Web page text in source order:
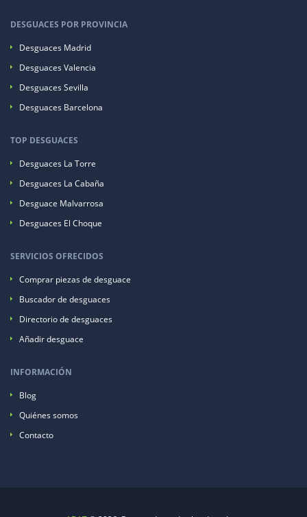
DESGUACES POR PROVINCIA
Desguaces Madrid
Desguaces Valencia
Desguaces Sevilla
Desguaces Barcelona
TOP DESGUACES
Desguaces La Torre
Desguaces La Cabaña
Desguace Malvarrosa
Desguaces El Choque
SERVICIOS OFRECIDOS
Comprar piezas de desguace
Buscador de desguaces
Directorio de desguaces
Añadir desguace
INFORMACIÓN
Blog
Quiénes somos
Contacto